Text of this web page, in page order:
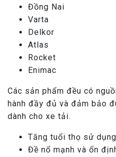
Đồng Nai
Varta
Delkor
Atlas
Rocket
Enimac
Các sản phẩm đều có
hành đầy đủ và đảm bảo
dành cho xe tải.
Tăng tuổi thọ sử dụng
Đề nổ mạnh và ổn